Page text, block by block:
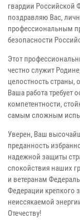
гвардии Российской
поздравляю Вас,
профессиональным
безопасности
Этот
честно служит
целостность страны,
Ваша работа требует
компетентности,
самым сложным
Уверен, Ваш
преданность
надежной защиты
спокойствия наших
и ветеранам
Федерации крепкого
неиссякаемой
Отечеству!